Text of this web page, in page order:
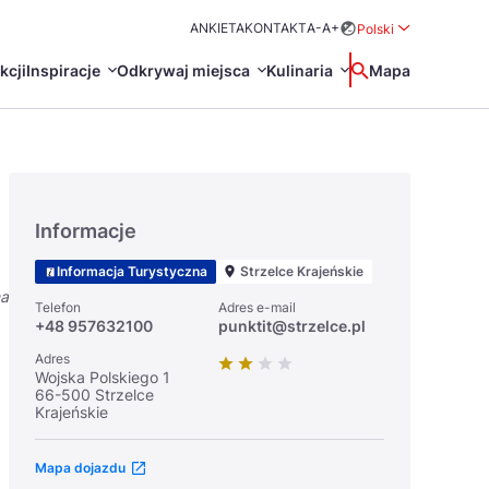
ANKIETAKONTAKTA-A+
Polski
Inspiracje Odkrywaj miejsca
Turystyczne
Kulinaria Wyszukaj
Mapa
日本語
Svenska
Informacje
Informacja Turystyczna Strzelce Krajeńskie
Telefon
+48 957632100
Adres e-mail
punktit@strzelce.pl
Adres
Wojska Polskiego 1
66-500 Strzelce
Krajeńskie
Mapa dojazdu